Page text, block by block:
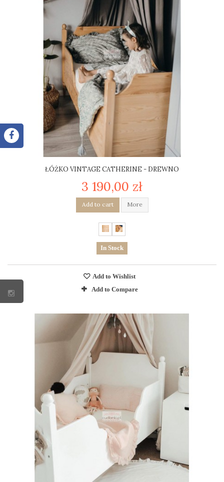
ŁÓŻKO VINTAGE CATHERINE - DREWNO
3 190,00 zł
Add to cart More
In Stock
Add to Wishlist
Add to Compare